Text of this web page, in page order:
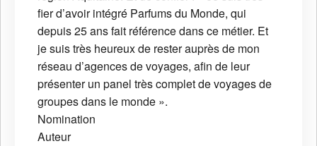
fier d’avoir intégré Parfums du Monde, qui
depuis 25 ans fait référence dans ce métier. Et
je suis très heureux de rester auprès de mon
réseau d’agences de voyages, afin de leur
présenter un panel très complet de voyages de
groupes dans le monde ».
Nomination
Auteur